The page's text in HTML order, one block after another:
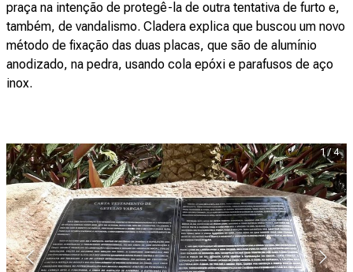
praça na intenção de protegê-la de outra tentativa de furto e,
também, de vandalismo. Cladera explica que buscou um novo
método de fixação das duas placas, que são de alumínio
anodizado, na pedra, usando cola epóxi e parafusos de aço
inox.
1/4